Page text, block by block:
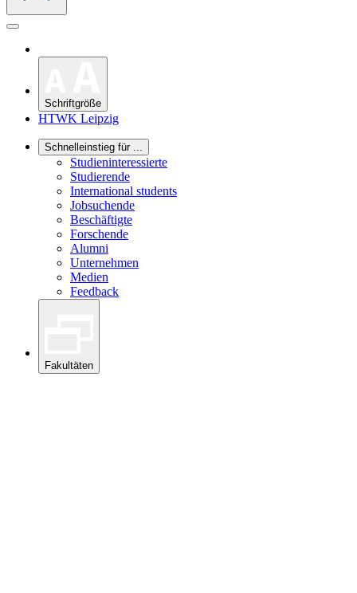
Schriftgröße
HTWK Leipzig
Schnelleinstieg für ...
Studieninteressierte
Studierende
International students
Jobsuchende
Beschäftigte
Forschende
Alumni
Unternehmen
Medien
Feedback
Fakultäten